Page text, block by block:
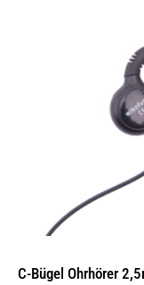
C-Bügel Ohrhörer